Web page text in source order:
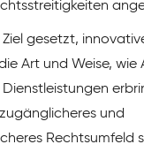
gesetzt,
Art und Weise, wie
und
Rechtsumfeld